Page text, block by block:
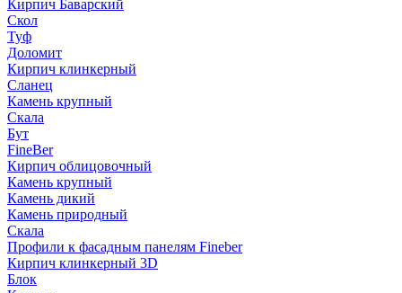
Кирпич Баварский
Скол
Туф
Доломит
Кирпич клинкерный
Сланец
Камень крупный
Скала
Бут
FineBer
Кирпич облицовочный
Камень крупный
Камень дикий
Камень природный
Скала
Профили к фасадным панелям Fineber
Кирпич клинкерный 3D
Блок